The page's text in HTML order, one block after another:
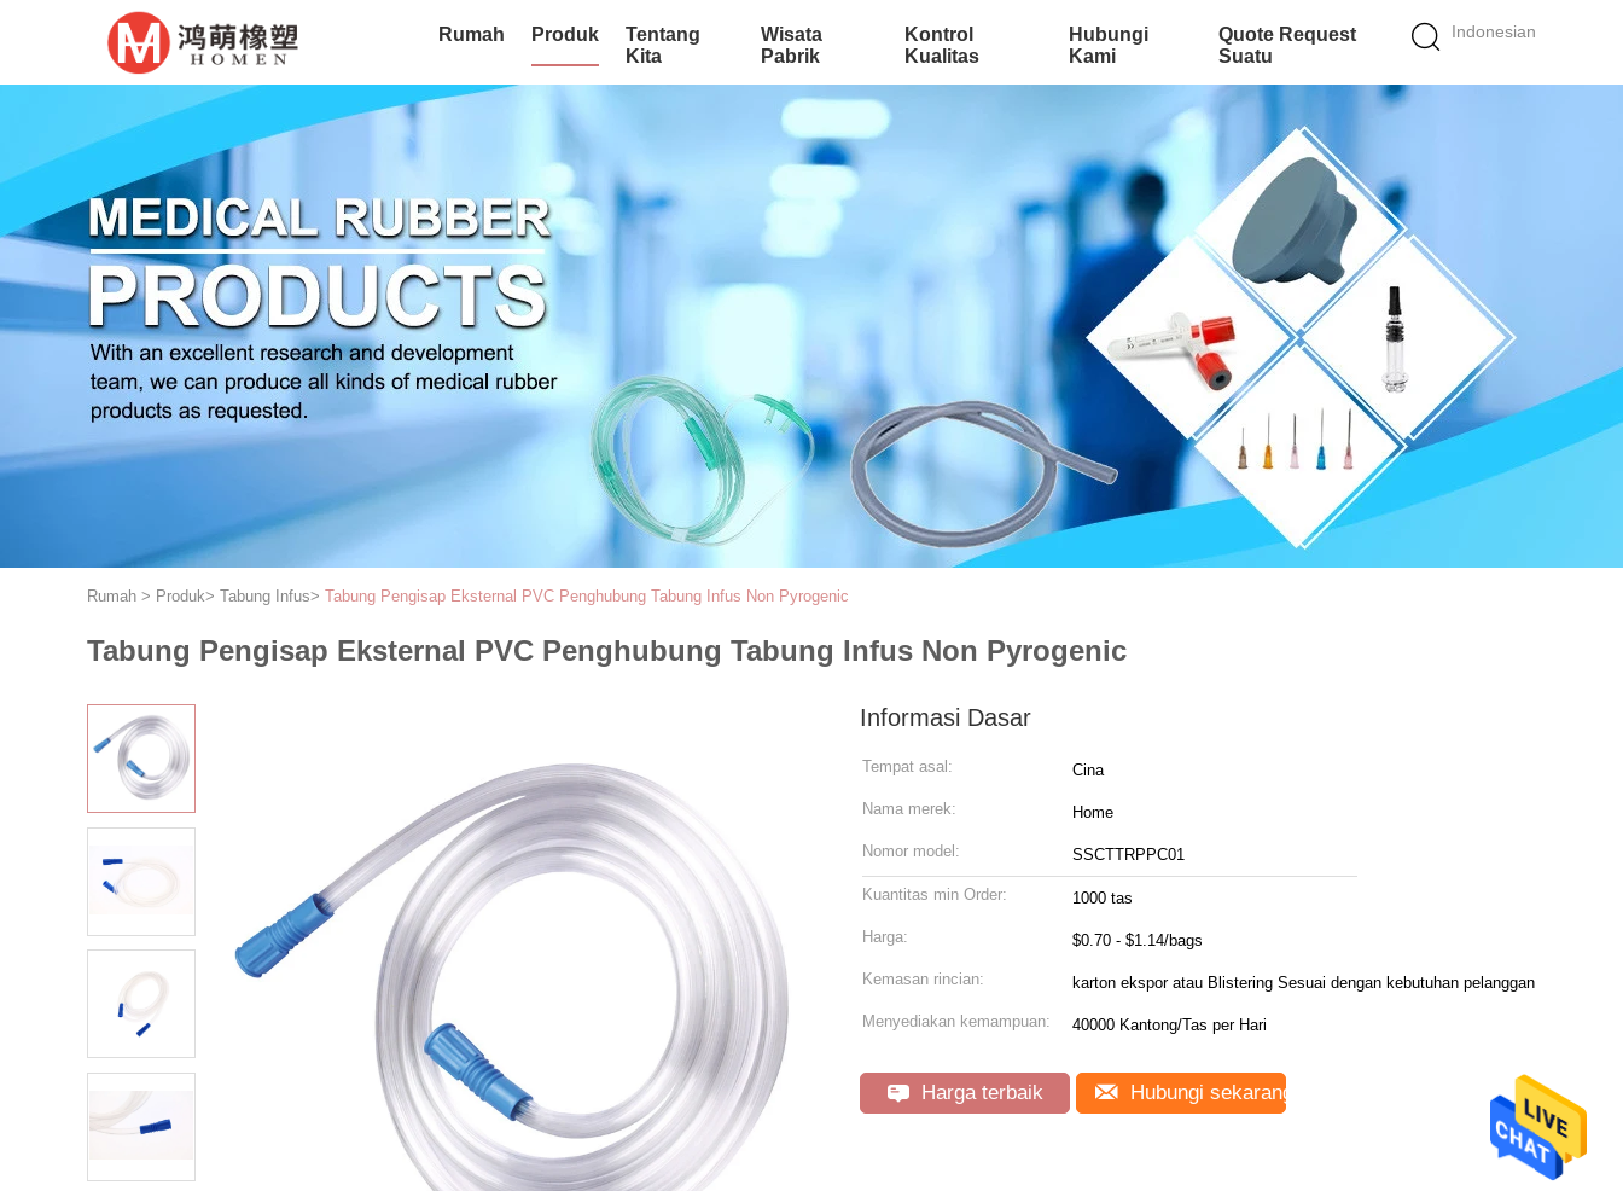
Indonesian
Rumah Produk
Tentang
Kita
Wisata
Pabrik
Kontrol
Kualitas
Hubungi
Kami
Quote Request
Suatu
Rumah > Produk> Tabung Infus> Tabung Pengisap Eksternal PVC Penghubung Tabung Infus Non Pyrogenic
Tabung Pengisap Eksternal PVC Penghubung Tabung Infus Non Pyrogenic
Informasi Dasar
Tempat asal: Cina
Nama merek: Home
Nomor model: SSCTTRPPC01
Kuantitas min Order: 1000 tas
Harga: $0.70 - $1.14/bags
Kemasan rincian: karton ekspor atau Blistering Sesuai dengan kebutuhan pelanggan
Menyediakan kemampuan: 40000 Kantong/Tas per Hari
Harga terbaik Hubungi sekarang